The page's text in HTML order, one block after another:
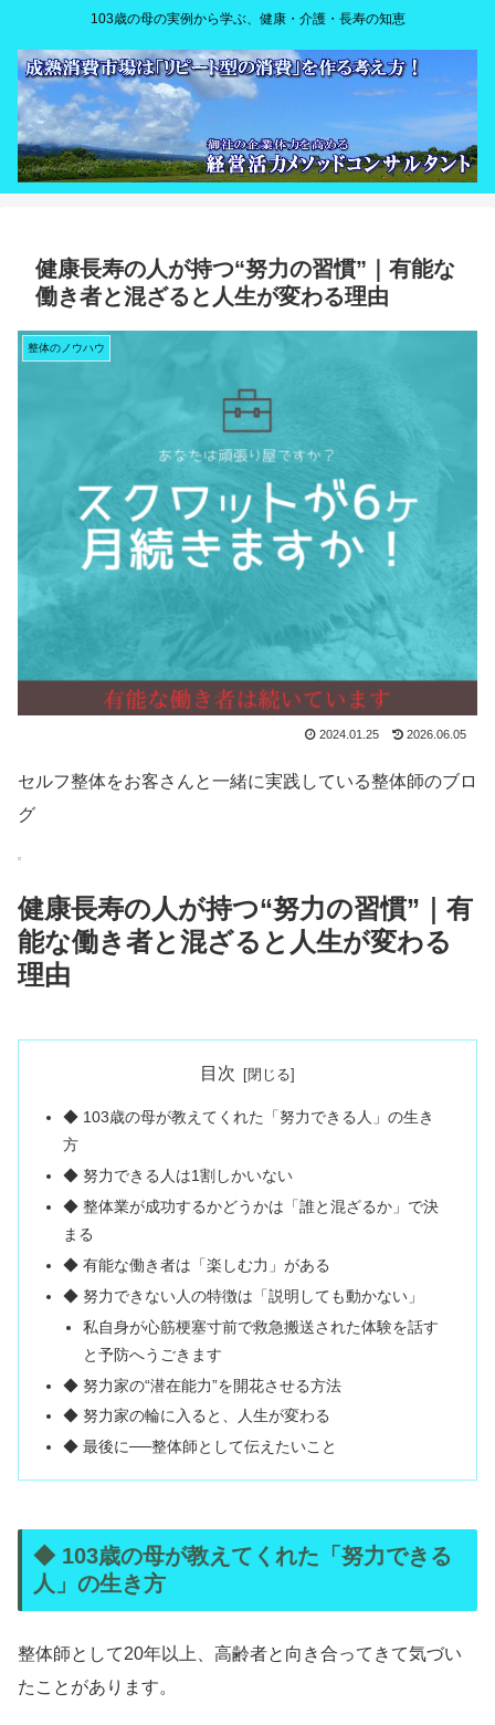
103歳の母の実例から学ぶ、健康・介護・長寿の知恵
健康長寿の人が持つ“努力の習慣”｜有能な
働き者と混ざると人生が変わる理由
整体のノウハウ
2024.01.25 2026.06.05
セルフ整体をお客さんと一緒に実践している整体師のブロ
グ
健康長寿の人が持つ“努力の習慣”｜有
能な働き者と混ざると人生が変わる
理由
目次
◆ 103歳の母が教えてくれた「努力できる人」の生き
方
◆ 努力できる人は1割しかいない
◆ 整体業が成功するかどうかは「誰と混ざるか」で決
まる
◆ 有能な働き者は「楽しむ力」がある
◆ 努力できない人の特徴は「説明しても動かない」
私自身が心筋梗塞寸前で救急搬送された体験を話す
と予防へうごきます
◆ 努力家の“潜在能力”を開花させる方法
◆ 努力家の輪に入ると、人生が変わる
◆ 最後に──整体師として伝えたいこと
◆ 103歳の母が教えてくれた「努力できる
人」の生き方
整体師として20年以上、高齢者と向き合ってきて気づい
たことがあります。